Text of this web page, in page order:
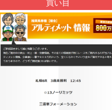
買い目